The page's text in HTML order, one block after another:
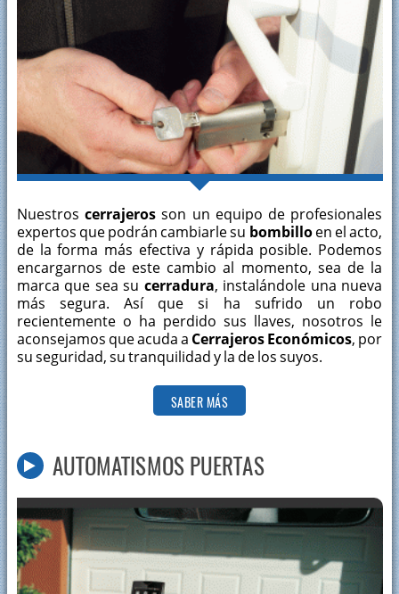
Nuestros cerrajerosson un equipo de profesionales
expertos que podrán cambiarle su bombilloen el acto,
de la forma más efectiva y rápida posible. Podemos
encargarnos de este cambio al momento, sea de la
marca que sea su cerradura, instalándole una nueva
más segura. Así que si ha sufrido un robo
recientemente o ha perdido sus llaves, nosotros le
aconsejamos que acuda a Cerrajeros Económicos, por
su seguridad, su tranquilidad y la de los suyos.
SABER MÁS
AUTOMATISMOS PUERTAS